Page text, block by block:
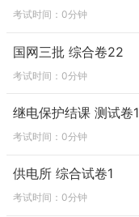
考试时间：0分钟
国网三批 综合卷22
考试时间：0分钟
继电保护结课 测试卷1
考试时间：0分钟
供电所 综合试卷1
考试时间：0分钟